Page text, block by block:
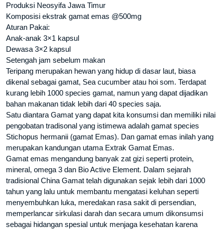
Produksi Neosyifa Jawa Timur
Komposisi ekstrak gamat emas @500mg
Aturan Pakai:
Anak-anak 3×1 kapsul
Dewasa 3×2 kapsul
Setengah jam sebelum makan
Teripang merupakan hewan yang hidup di dasar laut, biasa
dikenal sebagai gamat, Sea cucumber atau hoi som. Terdapat
kurang lebih 1000 species gamat, namun yang dapat dijadikan
bahan makanan tidak lebih dari 40 species saja.
Satu diantara Gamat yang dapat kita konsumsi dan memiliki nilai
pengobatan tradisonal yang istimewa adalah gamat species
Stichopus hermanii (gamat Emas). Dan gamat emas inilah yang
merupakan kandungan utama Extrak Gamat Emas.
Gamat emas mengandung banyak zat gizi seperti protein,
mineral, omega 3 dan Bio Active Element. Dalam sejarah
tradisional China Gamat telah digunakan sejak lebih dari 1000
tahun yang lalu untuk membantu mengatasi keluhan seperti
menyembuhkan luka, meredakan rasa sakit di persendian,
memperlancar sirkulasi darah dan secara umum dikonsumsi
sebagai hidangan spesial untuk menjaga kesehatan karena